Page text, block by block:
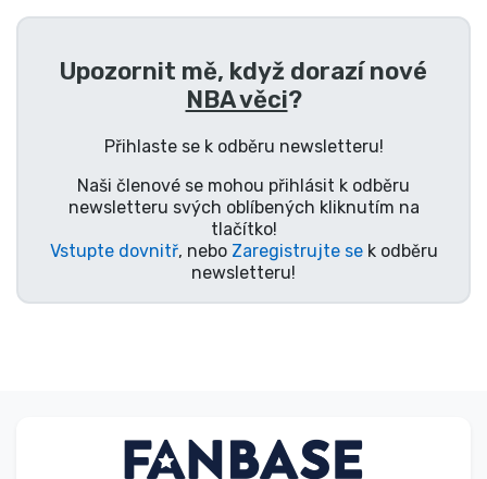
Upozornit mě, když dorazí nové
NBA věci?
Přihlaste se k odběru newsletteru!
Naši členové se mohou přihlásit k odběru
newsletteru svých oblíbených kliknutím na
tlačítko!
Vstupte dovnitř, nebo Zaregistrujte sek odběru
newsletteru!
Hudební věci
Typy produktů
Značky